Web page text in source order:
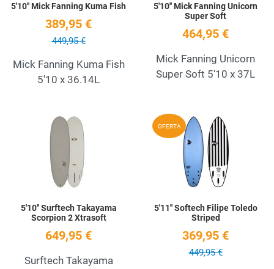
5'10'' Mick Fanning Kuma Fish
389,95 €
449,95 €
Mick Fanning Kuma Fish
5'10 x 36.14L
5'10'' Mick Fanning Unicorn
Super Soft
464,95 €
Mick Fanning Unicorn
Super Soft 5'10 x 37L
Add to Wishlist
5'10'' Surftech Takayama
Scorpion 2 Xtrasoft
649,95 €
Surftech Takayama
OFERTA
5'11'' Softech Filipe Toledo
Striped
369,95 €
449,95 €